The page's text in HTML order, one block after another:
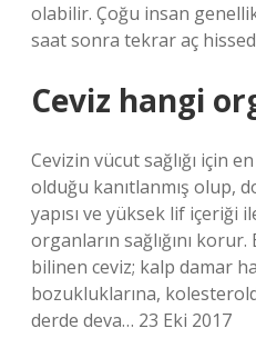
olabilir. Çoğu insan
saat sonra tekrar aç
Ceviz hangi
Cevizin vücut sağlığı için
olduğu kanıtlanmış olup,
yapısı ve yüksek lif içeriği
organların sağlığını
bilinen ceviz; kalp damar
bozukluklarına,
derde deva… 23 Eki 2017